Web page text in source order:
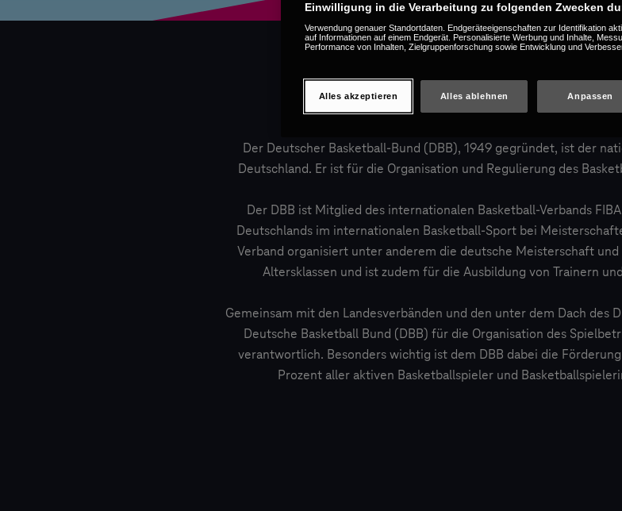
Der DBB im
Der Deutscher Basketball-Bund (DBB), 1949 gegründet, ist der
Deutschland. Er ist für die Organisation und Regulierung des
Der DBB ist Mitglied des internationalen Basketball-Verbands
Deutschlands im internationalen Basketball-Sport bei
Verband organisiert unter anderem die deutsche Meisterschaft
Altersklassen und ist zudem für die Ausbildung von Trainern
Gemeinsam mit den Landesverbänden und den unter dem Dach des
Deutsche Basketball Bund (DBB) für die Organisation des
verantwortlich. Besonders wichtig ist dem DBB dabei die
Prozent aller aktiven Basketballspieler und
Einwilligung in die Verarbeitung zu folgenden Zwecken
Verwendung genauer Standortdaten. Endgeräteeigenschaften zur Identifikation
auf Informationen auf einem Endgerät. Personalisierte Werbung und Inhalte,
Performance von Inhalten, Zielgruppenforschung sowie Entwicklung und
Anpassen
Alles ablehnen
Alles akzeptieren